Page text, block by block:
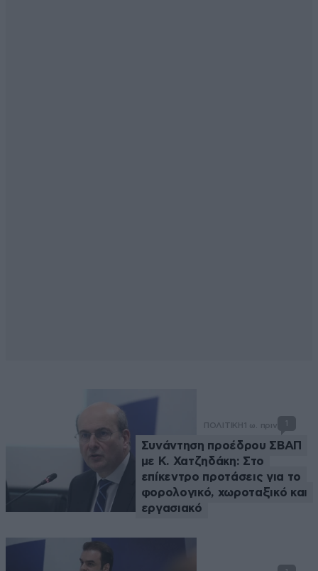
ΠΟΛΙΤΙΚΗ 1 ω. πριν
Συνάντηση προέδρου ΣΒΑΠ
με Κ. Χατζηδάκη: Στο
επίκεντρο προτάσεις για το
φορολογικό, χωροταξικό και
εργασιακό